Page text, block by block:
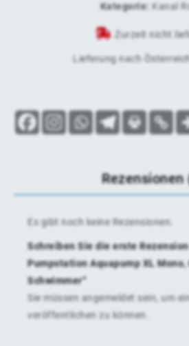
Kategorie: Kanal
Zurzeit nicht
Lieferung nach
Rezensionen
Es gibt noch keine Rezensionen.
Schreiben Sie die erste Rezension
Pumpstation Aquapump XL Mono,
Schwimmer“
Sie müssen angemeldet sein, um
veröffentlichen zu können.